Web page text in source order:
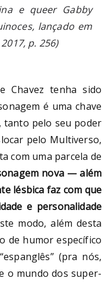
e queer Gabby
lançado em
p. 256)
Chavez tenha sido
é uma chave
pelo seu poder
pelo Multiverso,
com uma parcela de
nova — além
lésbica faz com que
e personalidade
modo, além desta
de humor específico
(pra nós,
o mundo dos super-